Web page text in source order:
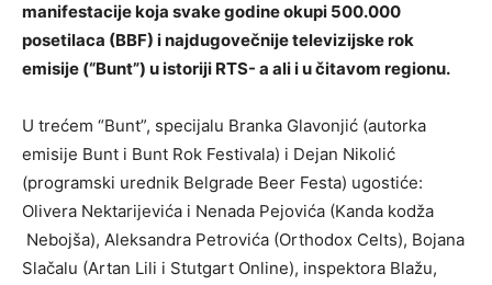
manifestacije koja svake godine okupi 500.000
posetilaca (BBF) i najdugovečnije televizijske rok
emisije (“Bunt”) u istoriji RTS- a ali i u čitavom regionu.
U trećem “Bunt”, specijalu Branka Glavonjić (autorka
emisije Bunt i Bunt Rok Festivala) i Dejan Nikolić
(programski urednik Belgrade Beer Festa) ugostiće:
Olivera Nektarijevića i Nenada Pejovića (Kanda kodža
Nebojša), Aleksandra Petrovića (Orthodox Celts), Bojana
Slačalu (Artan Lili i Stutgart Online), inspektora Blažu,